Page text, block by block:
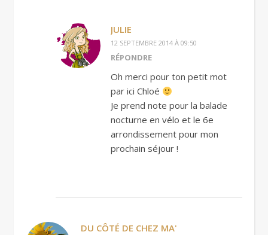
JULIE
12 SEPTEMBRE 2014 À 09:50
RÉPONDRE
Oh merci pour ton petit mot
par ici Chloé
Je prend note pour la balade
nocturne en vélo et le 6e
arrondissement pour mon
prochain séjour !
DU CÔTÉ DE CHEZ MA'